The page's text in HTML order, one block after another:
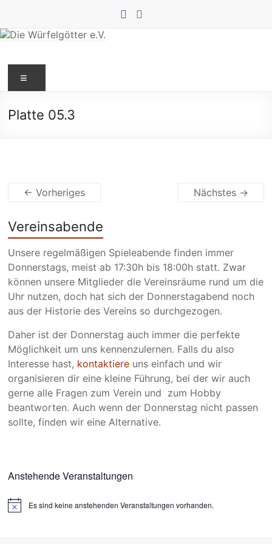
springen
Würfelgötter
e.V.
Platte 05.3
← Vorheriges Nächstes →
Vereinsabende
Unsere regelmäßigen Spieleabende finden immer
Donnerstags, meist ab 17:30h bis 18:00h statt. Zwar
können unsere Mitglieder die Vereinsräume rund um die
Uhr nutzen, doch hat sich der Donnerstagabend noch
aus der Historie des Vereins so durchgezogen.
Daher ist der Donnerstag auch immer die perfekte
Möglichkeit um uns kennenzulernen. Falls du also
Interesse hast, kontaktiere uns einfach und wir
organisieren dir eine kleine Führung, bei der wir auch
gerne alle Fragen zum Verein und zum Hobby
beantworten. Auch wenn der Donnerstag nicht passen
sollte, finden wir eine Alternative.
Anstehende Veranstaltungen
H
Es sind keine anstehenden Veranstaltungen vorhanden.